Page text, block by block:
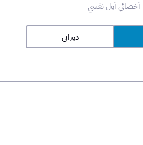
أخصائي أول نفسي
دوراتي